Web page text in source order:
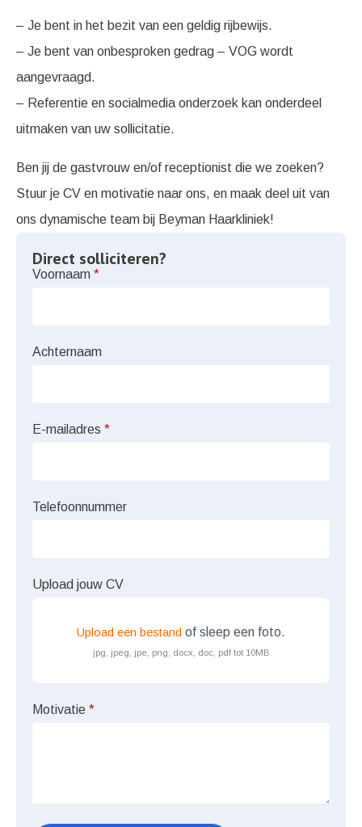
– Je bent in het bezit van een geldig rijbewijs.
– Je bent van onbesproken gedrag – VOG wordt
aangevraagd.
– Referentie en socialmedia onderzoek kan onderdeel
uitmaken van uw sollicitatie.
Ben jij de gastvrouw en/of receptionist die we zoeken?
Stuur je CV en motivatie naar ons, en maak deel uit van
ons dynamische team bij Beyman Haarkliniek!
Direct solliciteren?
Voornaam *
Achternaam
E-mailadres *
Telefoonnummer
Upload jouw CV
Upload een bestand of sleep een foto.
jpg, jpeg, jpe, png, docx, doc, pdf tot 10MB
Motivatie *